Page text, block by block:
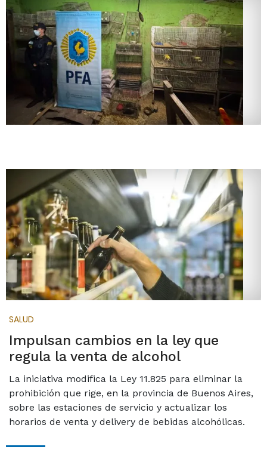
SALUD
Impulsan cambios en la ley que
regula la venta de alcohol
La iniciativa modifica la Ley 11.825 para eliminar la
prohibición que rige, en la provincia de Buenos Aires,
sobre las estaciones de servicio y actualizar los
horarios de venta y delivery de bebidas alcohólicas.